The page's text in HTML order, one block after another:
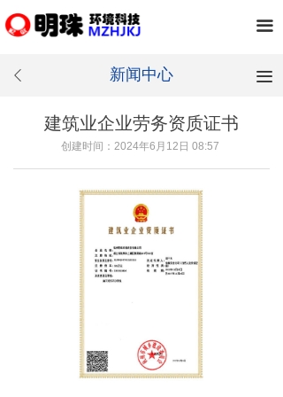
끀
建筑业企业劳务资质证书
创建时间： 2024年6月12日 08:57
ꄴ 新闻中心 끀